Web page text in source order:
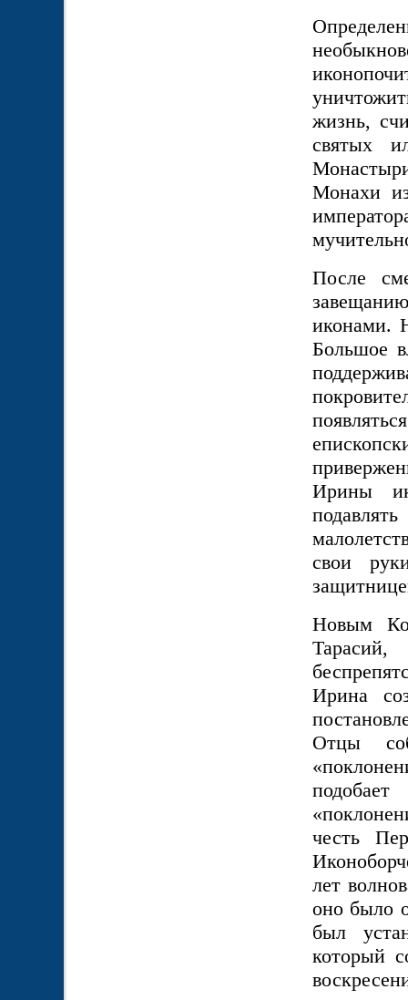
жизнь,
святых
Монахи
После
иконами.
Большое
Ирины
свои
Новым
Ирина
Отцы
честь
лет
оно было
был
который